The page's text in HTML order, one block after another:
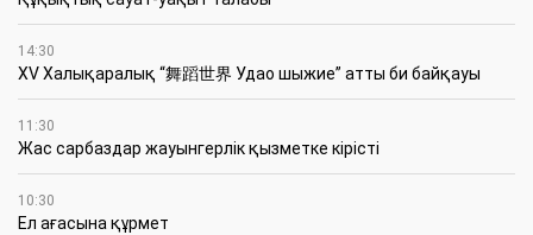
14:30
XV Халықаралық “舞蹈世界 Удао шыжие” атты би байқауы
11:30
Жас сарбаздар жауынгерлік қызметке кірісті
10:30
Ел ағасына құрмет